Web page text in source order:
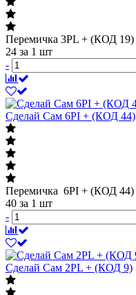
Перемичка 3PL + (КОД 19)
24 за 1 шт
-
Сделай Сам 6PI + (КОД 44)
Перемичка 6PI + (КОД 44)
40 за 1 шт
-
Сделай Сам 2PL + (КОД 9)